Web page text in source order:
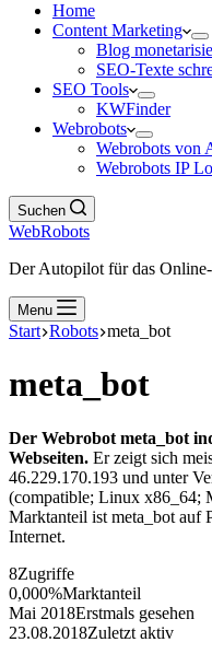
Home
Content Marketing
Blog
SEO-Texte
SEO Tools
KWFinder
Webrobots
Webrobots von
Webrobots IP
Suchen
WebRobots
Der Autopilot für das
Menu
Start Robots meta_bot
meta_bot
Der Webrobot meta_bot
Webseiten. Er zeigt sich
46.229.170.193 und unter
(compatible; Linux x86_64;
Marktanteil ist meta_bot auf
Internet.
8Zugriffe
0,000%Marktanteil
Mai 2018Erstmals gesehen
23.08.2018Zuletzt aktiv